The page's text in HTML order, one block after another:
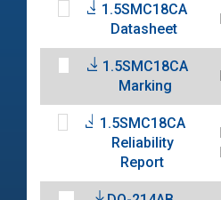
1.5SMC18CA
Datasheet
1.5SMC18CA
Marking
1.5SMC18CA
Reliability
Report